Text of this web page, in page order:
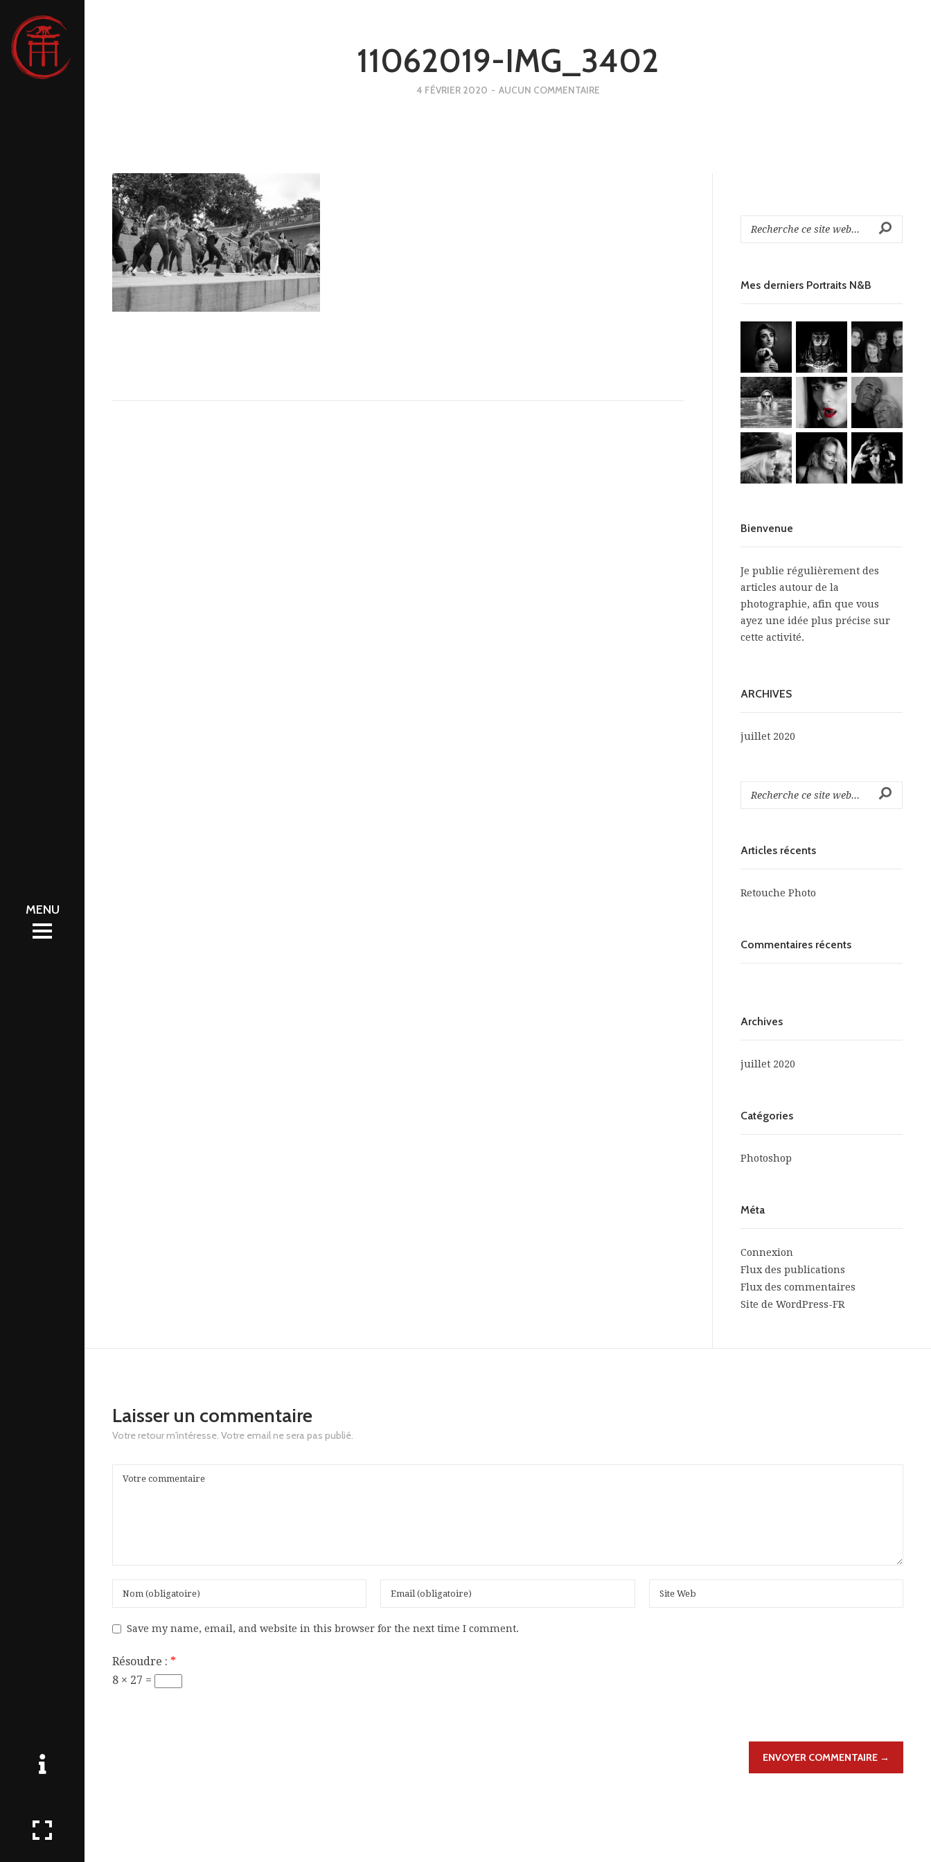
11062019-IMG_3402
4 FÉVRIER 2020 - AUCUN COMMENTAIRE
Mes derniers Portraits N&B
Bienvenue
Je publie régulièrement des
articles autour de la
photographie, afin que vous
ayez une idée plus précise sur
cette activité.
ARCHIVES
juillet 2020
Articles récents
Retouche Photo
Commentaires récents
Archives
juillet 2020
Catégories
Photoshop
Méta
Connexion
Flux des publications
Flux des commentaires
Site de WordPress-FR
Laisser un commentaire
Votre retour m'intéresse. Votre email ne sera pas publié.
Save my name, email, and website in this browser for the next time I comment.
Résoudre : *
8 × 27 =
ENVOYER COMMENTAIRE →